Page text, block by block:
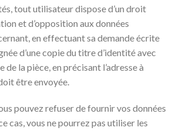
tout utilisateur dispose d’un droit
et d’opposition aux données
en effectuant sa demande écrite
d’une copie du titre d’identité avec
la pièce, en précisant l’adresse à
être envoyée.
pouvez refuser de fournir vos données
cas, vous ne pourrez pas utiliser les